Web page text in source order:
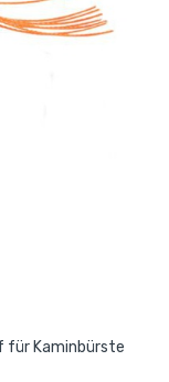
für Kaminbürste